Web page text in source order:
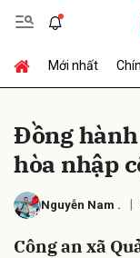
Mới nhất
Ðồng
hòa nhập
Nguyễn Nam .
Công an xã
Gửi bình luận